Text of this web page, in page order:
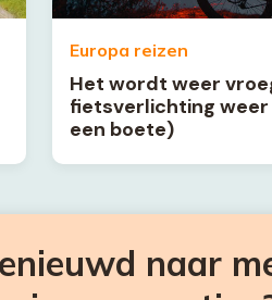
Europa reizen
Het wordt weer
fietsverlichting weer
een boete)
naar